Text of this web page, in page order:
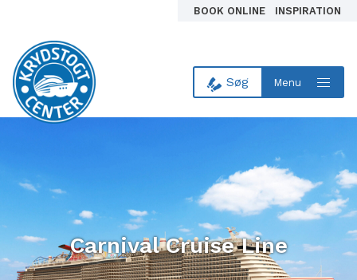
BOOK ONLINE INSPIRATION
Til forsiden
Søg Menu
Carnival Cruise Line